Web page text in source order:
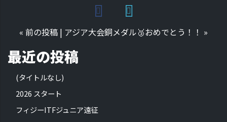
« 前の投稿 | アジア大会銅メダル🥉おめでとう！！ »
最近の投稿
(タイトルなし)
2026 スタート
フィジーITFジュニア遠征